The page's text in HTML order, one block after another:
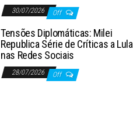
30/07/2026 Off
Tensões Diplomáticas: Milei
Republica Série de Críticas a Lula
nas Redes Sociais
28/07/2026 Off